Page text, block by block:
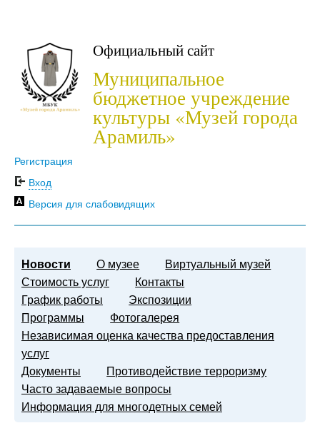
Официальный сайт
Муниципальное
бюджетное учреждение
культуры «Музей города
Арамиль»
Регистрация
Вход
Версия для слабовидящих
Новости О музее
Виртуальный музей
Стоимость услуг
Контакты
График работы
Экспозиции
Программы
Фотогалерея
Независимая оценка качества предоставления
услуг
Документы
Противодействие терроризму
Часто задаваемые вопросы
Информация для многодетных семей